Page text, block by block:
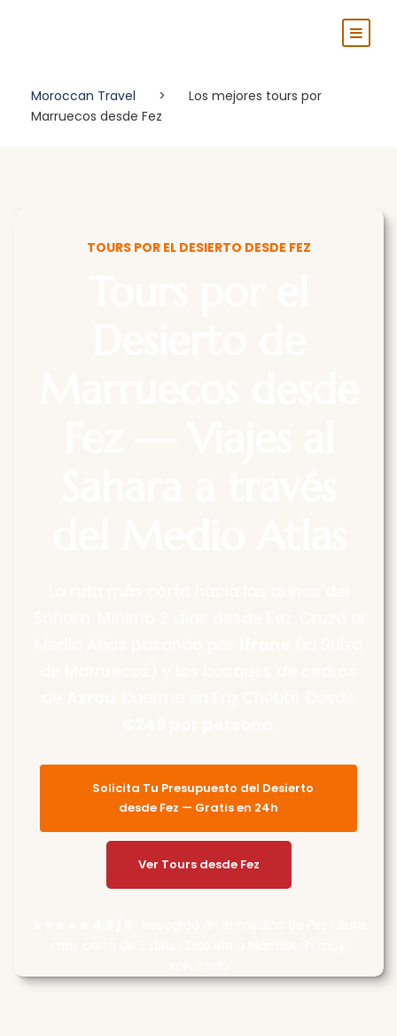
Moroccan Travel >
Los mejores tours por
Marruecos desde Fez
TOURS POR EL DESIERTO DESDE FEZ
Solicita Tu Presupuesto del Desierto
desde Fez — Gratis en 24h
Ver Tours desde Fez